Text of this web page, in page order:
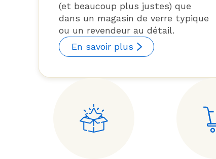
(et beaucoup plus justes) que
dans un magasin de verre typique
ou un revendeur au détail.
En savoir plus